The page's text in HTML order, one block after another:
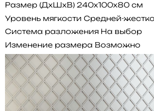
Размер (ДхШхВ) 240x100x80 см
Уровень мягкости Средней-
Система разложения На выбор
Изменение размера Возможно